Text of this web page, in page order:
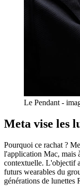
Le Pendant -
Meta vise les
Pourquoi ce rachat ?
l'application Mac, mais
contextuelle. L'objectif
futurs wearables du
générations de lunettes